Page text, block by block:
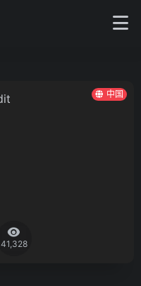
中国
41,328